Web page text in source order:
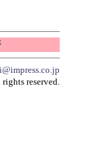
reserved.